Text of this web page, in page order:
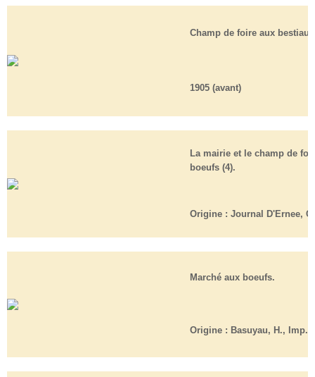
Champ de foire aux
1905 (avant)
La mairie et le champ de
boeufs (4).
Origine : Journal D'Ernee,
Marché aux boeufs.
Origine : Basuyau, H.,